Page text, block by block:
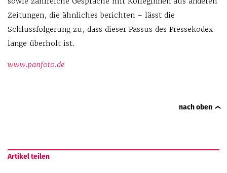
Zeitungen, die ähnliches berichten – lässt die
Schlussfolgerung zu, dass dieser Passus des Pressekodex
lange überholt ist.
www.panfoto.de
nach oben
Artikel teilen